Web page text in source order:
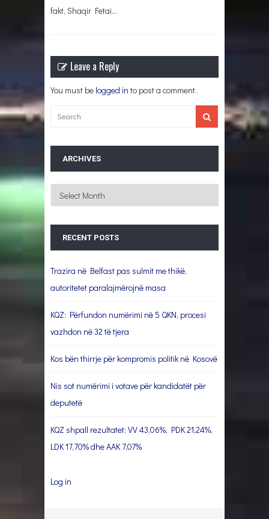
fakt, Shaqir Fetai…
Leave a Reply
You must be logged in to post a comment.
ARCHIVES
Archives
RECENT POSTS
Trazira në Belfast pas sulmit me thikë,
autoritetet paralajmërojnë masa
KQZ: Përfundon numërimi në 5 QKN, procesi
vazhdon në 32 të tjera
Kos bën thirrje për kompromis politik në Kosovë
Nis sot numërimi i votave për kandidatët për
deputetë
KQZ shpall rezultatet: VV 43,06%, PDK 21,24%,
LDK 17,70% dhe AAK 7,07%
Log in